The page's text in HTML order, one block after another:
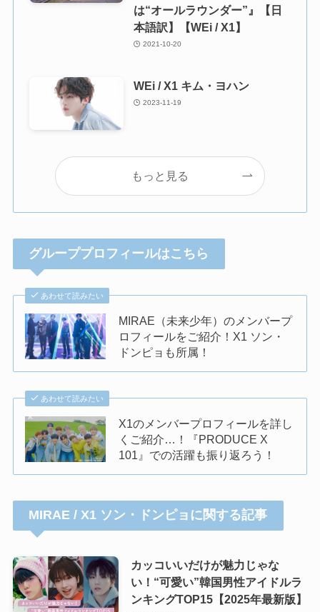
は“オールラウンダー”』【日
本語訳】【WEi / X1】
2021-10-20
WEi / X1 キム・ヨハン
2023-11-19
もっと見る
グループプロフィールはこちら
あわせて読みたい
MIRAE（未来少年）のメンバープ
ロフィールをご紹介！X1 ソン・
ドンピョも所属！
あわせて読みたい
X1のメンバープロフィールを詳し
くご紹介…！『PRODUCE X
101』での活躍も振り返ろう！
MIRAE / X1 ソン・ドンピョに関する記事
カッコいいだけが魅力じゃな
い！“可愛い”韓国男性アイドルラ
ンキングTOP15【2025年最新版】